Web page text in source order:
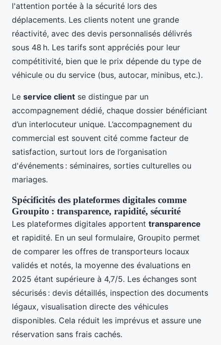
l'attention portée à la sécurité lors des
déplacements. Les clients notent une grande
réactivité, avec des devis personnalisés délivrés
sous 48 h. Les tarifs sont appréciés pour leur
compétitivité, bien que le prix dépende du type de
véhicule ou du service (bus, autocar, minibus, etc.).
Le service client se distingue par un
accompagnement dédié, chaque dossier bénéficiant
d’un interlocuteur unique. L’accompagnement du
commercial est souvent cité comme facteur de
satisfaction, surtout lors de l’organisation
d'événements : séminaires, sorties culturelles ou
mariages.
Spécificités des plateformes digitales comme
Groupito : transparence, rapidité, sécurité
Les plateformes digitales apportent transparence
et rapidité. En un seul formulaire, Groupito permet
de comparer les offres de transporteurs locaux
validés et notés, la moyenne des évaluations en
2025 étant supérieure à 4,7/5. Les échanges sont
sécurisés : devis détaillés, inspection des documents
légaux, visualisation directe des véhicules
disponibles. Cela réduit les imprévus et assure une
réservation sans frais cachés.